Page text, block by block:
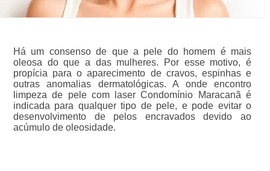
Há um consenso de que a pele do homem é mais
oleosa do que a das mulheres. Por esse motivo, é
propícia para o aparecimento de cravos, espinhas e
outras anomalias dermatológicas. A onde encontro
limpeza de pele com laser Condomínio Maracanã é
indicada para qualquer tipo de pele, e pode evitar o
desenvolvimento de pelos encravados devido ao
acúmulo de oleosidade.